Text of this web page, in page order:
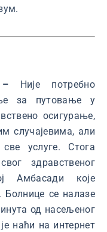
Није потребно
за путовање у
осигурање,
случајевима, али
услуге. Стога
здравственог
Амбасади које
се налазе
од насељеног
наћи на интернет